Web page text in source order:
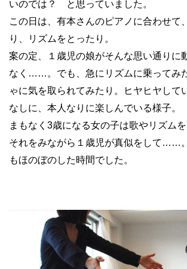
いのでは？ と思っていました。
この日は、有本さんのピアノに合わせて
り、リズムをとったり。
案の定、１歳児の娘がそんな思い通りに
なく……。でも、急にリズムに乗ってみ
ゃに気を取られてみたり。ヒヤヒヤして
なしに、本人なりに楽しんでいる様子。
まもなく3歳になる女の子は歌やリズムを
それをみながら１歳児が真似をして……
もほのぼのした時間でした。